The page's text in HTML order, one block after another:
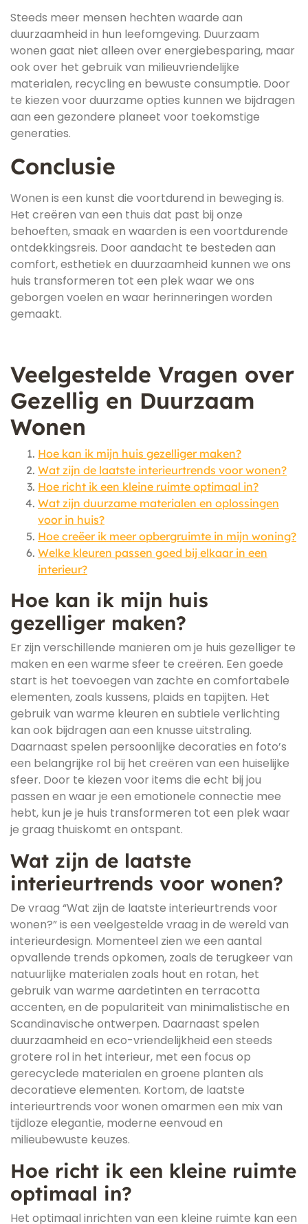
Steeds meer mensen hechten waarde aan
duurzaamheid in hun leefomgeving. Duurzaam
wonen gaat niet alleen over energiebesparing, maar
ook over het gebruik van milieuvriendelijke
materialen, recycling en bewuste consumptie. Door
te kiezen voor duurzame opties kunnen we bijdragen
aan een gezondere planeet voor toekomstige
generaties.
Conclusie
Wonen is een kunst die voortdurend in beweging is.
Het creëren van een thuis dat past bij onze
behoeften, smaak en waarden is een voortdurende
ontdekkingsreis. Door aandacht te besteden aan
comfort, esthetiek en duurzaamheid kunnen we ons
huis transformeren tot een plek waar we ons
geborgen voelen en waar herinneringen worden
gemaakt.
Veelgestelde Vragen over
Gezellig en Duurzaam
Wonen
Hoe kan ik mijn huis gezelliger maken?
Wat zijn de laatste interieurtrends voor wonen?
Hoe richt ik een kleine ruimte optimaal in?
Wat zijn duurzame materialen en oplossingen
voor in huis?
Hoe creëer ik meer opbergruimte in mijn woning?
Welke kleuren passen goed bij elkaar in een
interieur?
Hoe kan ik mijn huis
gezelliger maken?
Er zijn verschillende manieren om je huis gezelliger te
maken en een warme sfeer te creëren. Een goede
start is het toevoegen van zachte en comfortabele
elementen, zoals kussens, plaids en tapijten. Het
gebruik van warme kleuren en subtiele verlichting
kan ook bijdragen aan een knusse uitstraling.
Daarnaast spelen persoonlijke decoraties en foto’s
een belangrijke rol bij het creëren van een huiselijke
sfeer. Door te kiezen voor items die echt bij jou
passen en waar je een emotionele connectie mee
hebt, kun je je huis transformeren tot een plek waar
je graag thuiskomt en ontspant.
Wat zijn de laatste
interieurtrends voor wonen?
De vraag “Wat zijn de laatste interieurtrends voor
wonen?” is een veelgestelde vraag in de wereld van
interieurdesign. Momenteel zien we een aantal
opvallende trends opkomen, zoals de terugkeer van
natuurlijke materialen zoals hout en rotan, het
gebruik van warme aardetinten en terracotta
accenten, en de populariteit van minimalistische en
Scandinavische ontwerpen. Daarnaast spelen
duurzaamheid en eco-vriendelijkheid een steeds
grotere rol in het interieur, met een focus op
gerecyclede materialen en groene planten als
decoratieve elementen. Kortom, de laatste
interieurtrends voor wonen omarmen een mix van
tijdloze elegantie, moderne eenvoud en
milieubewuste keuzes.
Hoe richt ik een kleine ruimte
optimaal in?
Het optimaal inrichten van een kleine ruimte kan een